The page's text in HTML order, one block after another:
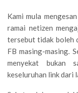
Kami mula
ramai netizen
tersebut tidak boleh
FB masing-masing.
menyekat bukan
keseluruhan link dari